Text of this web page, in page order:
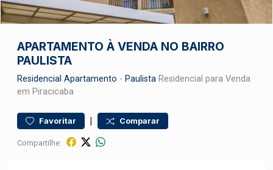
APARTAMENTO À VENDA NO BAIRRO
PAULISTA
Residencial Apartamento - Paulista Residencial para Venda
em Piracicaba
Favoritar | Comparar
Compartilhe: